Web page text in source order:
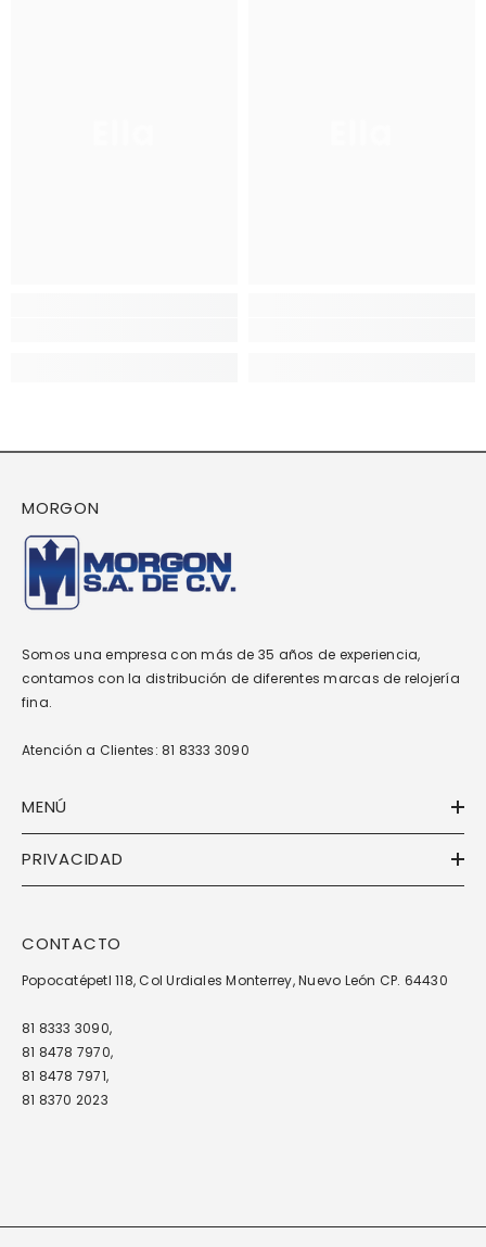
MORGON
Somos una empresa con más de 35 años de experiencia,
contamos con la distribución de diferentes marcas de relojería
fina.
Atención a Clientes: 81 8333 3090
MENÚ
PRIVACIDAD
CONTACTO
Popocatépetl 118, Col Urdiales Monterrey, Nuevo León CP. 64430
81 8333 3090,
81 8478 7970,
81 8478 7971,
81 8370 2023